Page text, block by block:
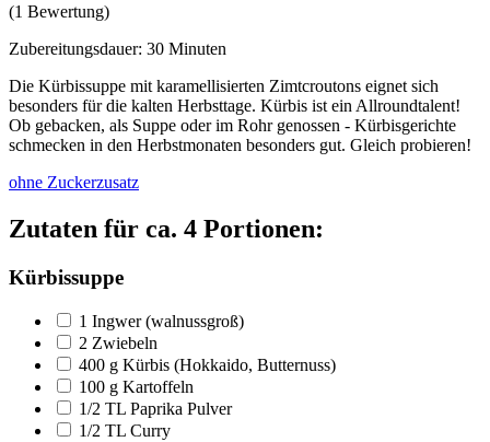
(1 Bewertung)
Zubereitungsdauer: 30 Minuten
Die Kürbissuppe mit karamellisierten Zimtcroutons eignet sich
besonders für die kalten Herbsttage. Kürbis ist ein Allroundtalent!
Ob gebacken, als Suppe oder im Rohr genossen - Kürbisgerichte
schmecken in den Herbstmonaten besonders gut. Gleich probieren!
ohne Zuckerzusatz
Zutaten für ca. 4 Portionen:
Kürbissuppe
1 Ingwer (walnussgroß)
2 Zwiebeln
400 g Kürbis (Hokkaido, Butternuss)
100 g Kartoffeln
1/2 TL Paprika Pulver
1/2 TL Curry